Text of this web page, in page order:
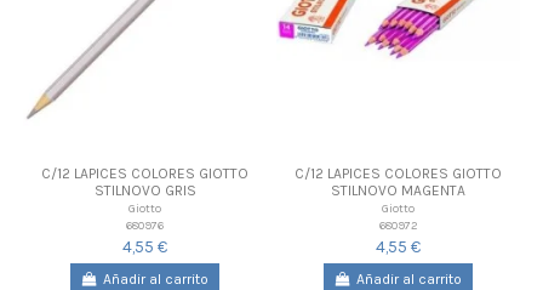
C/12 LAPICES COLORES GIOTTO
STILNOVO GRIS
Giotto
680976
4,55 €
Añadir al carrito
C/12 LAPICES COLORES GIOTTO
STILNOVO MAGENTA
Giotto
680972
4,55 €
Añadir al carrito